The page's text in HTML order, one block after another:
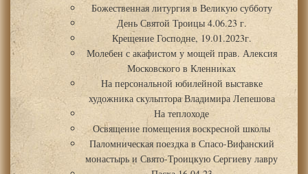
Божественная литургия в Великую субботу
День Святой Троицы 4.06.23 г.
Крещение Господне, 19.01.2023г.
Молебен с акафистом у мощей прав. Алексия
Московского в Кленниках
На персональной юбилейной выставке
художника скульптора Владимира Лепешова
На теплоходе
Освящение помещения воскресной школы
Паломническая поездка в Спасо-Вифанский
монастырь и Свято-Троицкую Сергиеву лавру